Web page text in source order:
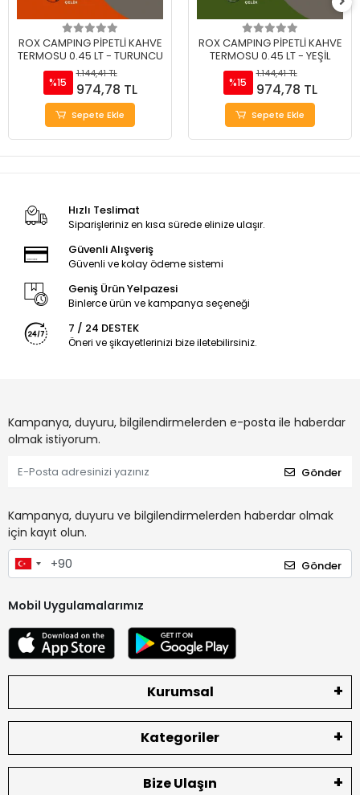
ROX CAMPING PİPETLİ KAHVE
TERMOSU 0.45 LT - TURUNCU
%15
1.144,41 TL
974,78 TL
Sepete Ekle
ROX CAMPING PİPETLİ KAHVE
TERMOSU 0.45 LT - YEŞİL
%15
1.144,41 TL
974,78 TL
Sepete Ekle
Hızlı Teslimat
Siparişleriniz en kısa sürede elinize ulaşır.
Güvenli Alışveriş
Güvenli ve kolay ödeme sistemi
Geniş Ürün Yelpazesi
Binlerce ürün ve kampanya seçeneği
7 / 24 DESTEK
Öneri ve şikayetlerinizi bize iletebilirsiniz.
Kampanya, duyuru, bilgilendirmelerden e-posta ile haberdar
olmak istiyorum.
Gönder
Kampanya, duyuru ve bilgilendirmelerden haberdar olmak
için kayıt olun.
Gönder
Mobil Uygulamalarımız
Kurumsal
Kategoriler
Bize Ulaşın